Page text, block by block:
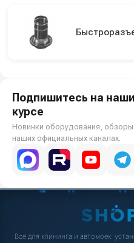
Подпишитесь на
курсе
Новинки оборудования,
наших официальных каналах.
Всё для клининга и автомоек: